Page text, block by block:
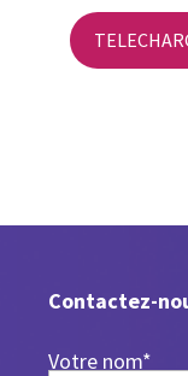
Contactez-
Votre nom*